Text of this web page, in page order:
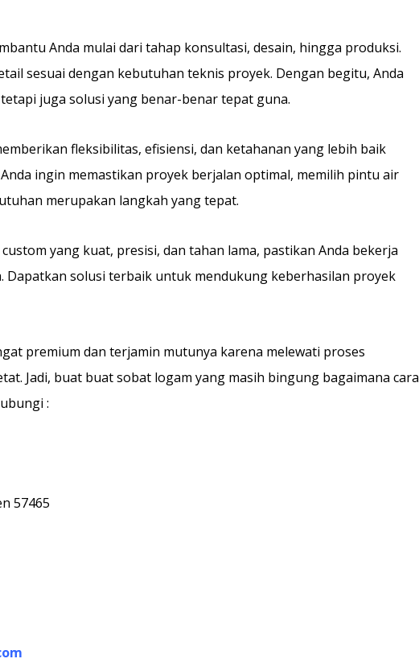
Anda mulai dari tahap konsultasi, desain, hingga produksi.
sesuai dengan kebutuhan teknis proyek. Dengan begitu, Anda
juga solusi yang benar-benar tepat guna.
fleksibilitas, efisiensi, dan ketahanan yang lebih baik
ingin memastikan proyek berjalan optimal, memilih pintu air
merupakan langkah yang tepat.
yang kuat, presisi, dan tahan lama, pastikan Anda bekerja
Dapatkan solusi terbaik untuk mendukung keberhasilan proyek
premium dan terjamin mutunya karena melewati proses
Jadi, buat buat sobat logam yang masih bingung bagaimana cara
:
57465